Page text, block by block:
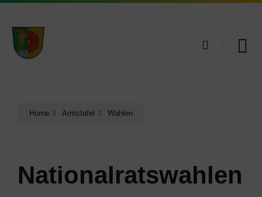
Skip
content
Skip
main
navigation
Skip
footer
Home Amtstafel Wahlen
Nationalratswahlen